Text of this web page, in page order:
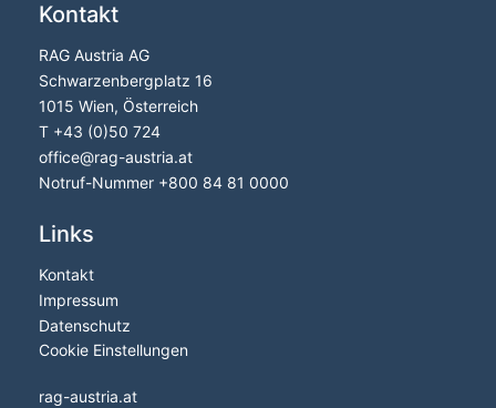
Kontakt
RAG Austria AG
Schwarzenbergplatz 16
1015 Wien, Österreich
T +43 (0)50 724
office@rag-austria.at
Notruf-Nummer +800 84 81 0000
Links
Kontakt
Impressum
Datenschutz
Cookie Einstellungen
rag-austria.at